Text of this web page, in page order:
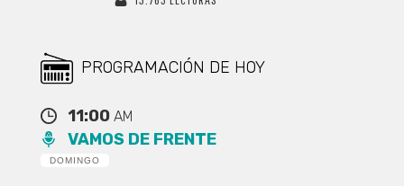
PROGRAMACIÓN DE HOY
11:00 AM
VAMOS DE FRENTE
DOMINGO